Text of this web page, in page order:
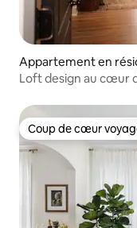
Appartement en
Loft design au cœur
Coup de cœur
Coup de cœur